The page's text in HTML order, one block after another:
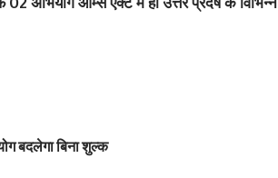
बदलेगा बिना शुल्क